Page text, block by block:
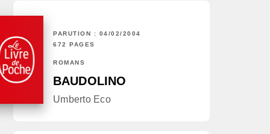
PARUTION : 04/02/2004
672 PAGES
ROMANS
BAUDOLINO
Umberto Eco